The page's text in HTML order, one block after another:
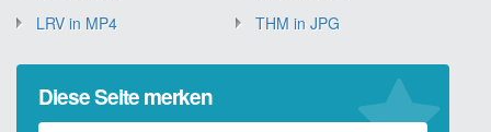
LRV in MP4
THM in JPG
Diese Seite merken